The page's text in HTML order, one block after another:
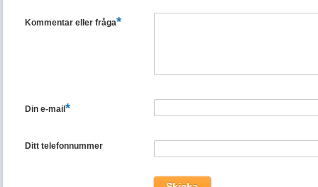
Kommentar eller fråga*
Din e-mail*
Ditt telefonnummer